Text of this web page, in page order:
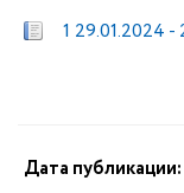
1 29.01.2024
Дата публикации: